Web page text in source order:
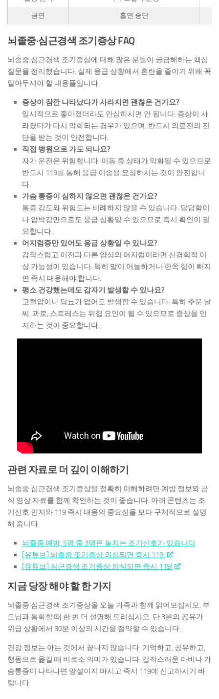
금연 흡연 중단
뇌졸중·심근경색 조기증상 FAQ
뇌졸중·심근경색 조기증상에 대해 많은 분들이 궁금해하는 핵심
질문을 정리했습니다. 실제 응급 상황에서 혼란을 줄이기 위해 꼭
알아두셔야 할 내용들입니다.
증상이 잠깐 나타났다가 사라지면 괜찮은 건가요?
일시적으로 좋아졌더라도 안심하시면 안 됩니다. 증상이 사
라졌다가 다시 악화되는 경우가 있으며, 반드시 의료진의 진
단을 받는 것이 안전합니다.
직접 병원으로 가도 되나요?
자가 운전은 위험합니다. 이동 중 상태가 악화될 수 있으므로
반드시 119를 통해 응급 이송을 요청하시는 것이 안전합니
다.
가슴 통증이 심하지 않으면 괜찮은 건가요?
통증 강도와 위험도는 비례하지 않을 수 있습니다. 답답함이
나 압박감만으로도 응급 상황일 수 있으므로 즉시 확인이 필
요합니다.
어지럼증만 있어도 응급 상황일 수 있나요?
갑작스럽고 이전과 다른 양상의 어지럼이라면 신경학적 이
상 가능성이 있습니다. 특히 말이 어눌하거나 한쪽 힘이 빠지
면 즉시 대응해야 합니다.
평소 건강했는데도 갑자기 발생할 수 있나요?
고혈압이나 당뇨가 없어도 발생할 수 있습니다. 특히 추운 날
씨, 과로, 스트레스는 위험 요인이 될 수 있으므로 증상을 인
지하는 것이 중요합니다.
관련 자료로 더 깊이 이해하기
뇌졸중·심근경색 조기증상을 정확히 이해하려면 예방 정보와 공
식 영상 자료를 함께 확인하는 것이 좋습니다. 아래 콘텐츠는 조
기신호 인지와 119 즉시 대응의 중요성을 보다 구체적으로 설명
해 줍니다.
뇌졸중 예방, 5명 중 3명은 놓치는 조기신호가 있습니다
[유튜브] 뇌졸중 조기증상 의심되면 즉시 119!
[유튜브] 심근경색 조기증상 의심되면 즉시 119!
지금 당장 해야 할 한 가지
뇌졸중·심근경색 조기증상을 오늘 가족과 함께 읽어보십시오. 부
모님과 통화할 때 한 번 더 설명해 드리십시오. 단 3분의 공유가
위급 상황에서 30분 이상의 시간을 절약할 수 있습니다.
건강 정보는 아는 것에서 끝나지 않습니다. 기억하고, 공유하고,
행동으로 옮길 때 비로소 의미가 있습니다. 갑작스러운 마비나 가
슴통증이 나타나면 망설이지 마시고 즉시 119에 신고하시기 바
랍니다.